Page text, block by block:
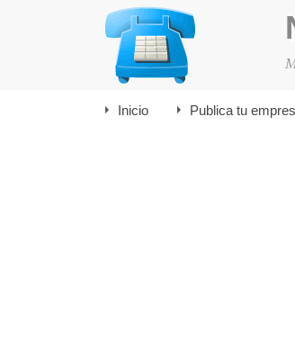
Inicio Publica tu